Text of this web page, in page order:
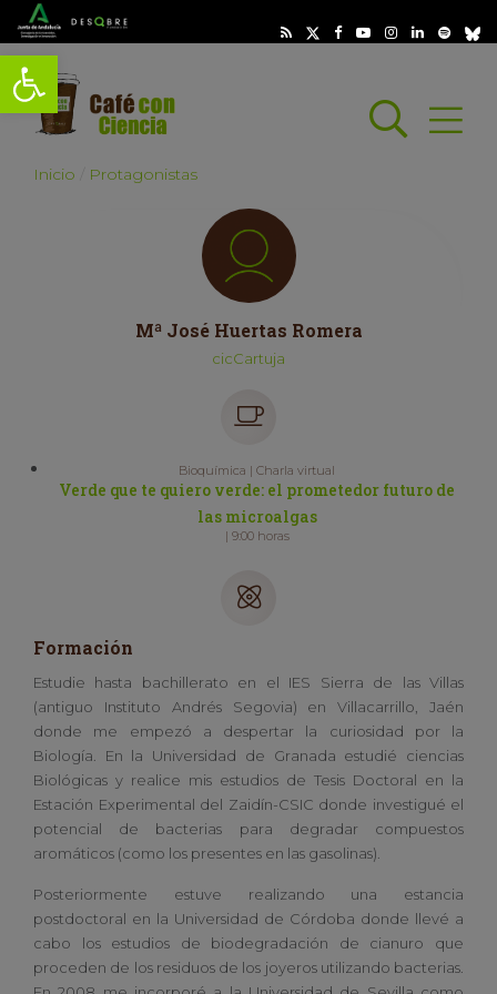
Abrir barra de herramientas
Abrir
Inicio Protagonistas
Mª José Huertas Romera
cicCartuja
Bioquímica | Charla virtual
Verde que te quiero verde: el prometedor futuro de
las microalgas
| 9:00 horas
Formación
Estudie hasta bachillerato en el IES Sierra de las Villas
(antiguo Instituto Andrés Segovia) en Villacarrillo, Jaén
donde me empezó a despertar la curiosidad por la
Biología. En la Universidad de Granada estudié ciencias
Biológicas y realice mis estudios de Tesis Doctoral en la
Estación Experimental del Zaidín-CSIC donde investigué el
potencial de bacterias para degradar compuestos
aromáticos (como los presentes en las gasolinas).
Posteriormente estuve realizando una estancia
postdoctoral en la Universidad de Córdoba donde llevé a
cabo los estudios de biodegradación de cianuro que
proceden de los residuos de los joyeros utilizando bacterias.